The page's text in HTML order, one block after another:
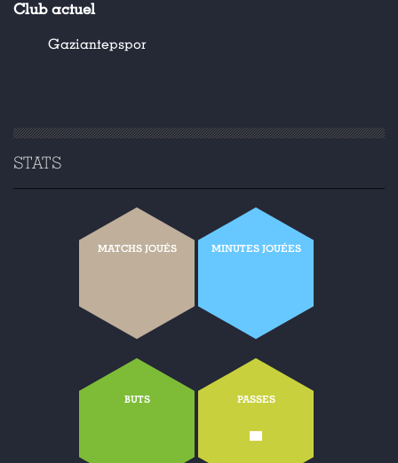
Club actuel
Gaziantepspor
STATS
MATCHS JOUÉS MINUTES JOUÉES
BUTS PASSES
-